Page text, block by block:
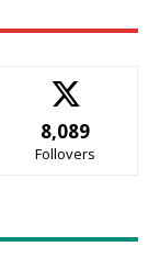
8,089
Follovers